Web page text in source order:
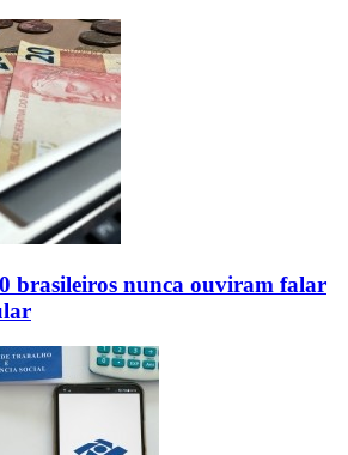
brasileiros nunca ouviram falar